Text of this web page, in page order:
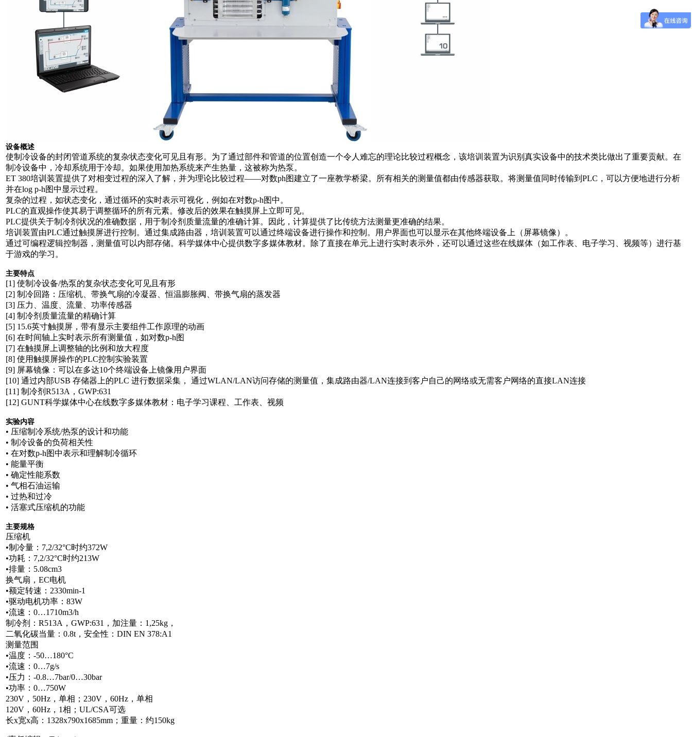
设备概述
使制冷设备的封闭管道系统的复杂状态变化可见且有形。为了通过部件和管道的位置创造一个令人难忘的理论比较过程概念，该培训装置为识别真实设备中的技术类比做出了重要贡献。在
制冷设备中，冷却系统用于冷却。如果使用加热系统来产生热量，这被称为热泵。
ET 380培训装置提供了对相变过程的深入了解，并为理论比较过程——对数ph图建立了一座教学桥梁。所有相关的测量值都由传感器获取。将测量值同时传输到PLC，可以方便地进行分析
并在log p-h图中显示过程。
复杂的过程，如状态变化，通过循环的实时表示可视化，例如在对数p-h图中。
PLC的直观操作使其易于调整循环的所有元素。修改后的效果在触摸屏上立即可见。
PLC提供关于制冷剂状况的准确数据，用于制冷剂质量流量的准确计算。因此，计算提供了比传统方法测量更准确的结果。
培训装置由PLC通过触摸屏进行控制。通过集成路由器，培训装置可以通过终端设备进行操作和控制。用户界面也可以显示在其他终端设备上（屏幕镜像）。
通过可编程逻辑控制器，测量值可以内部存储。科学媒体中心提供数字多媒体教材。除了直接在单元上进行实时表示外，还可以通过这些在线媒体（如工作表、电子学习、视频等）进行基
于游戏的学习。
主要特点
[1] 使制冷设备/热泵的复杂状态变化可见且有形
[2] 制冷回路：压缩机、带换气扇的冷凝器、恒温膨胀阀、带换气扇的蒸发器
[3] 压力、温度、流量、功率传感器
[4] 制冷剂质量流量的精确计算
[5] 15.6英寸触摸屏，带有显示主要组件工作原理的动画
[6] 在时间轴上实时表示所有测量值，如对数p-h图
[7] 在触摸屏上调整轴的比例和放大程度
[8] 使用触摸屏操作的PLC控制实验装置
[9] 屏幕镜像：可以在多达10个终端设备上镜像用户界面
[10] 通过内部USB 存储器上的PLC 进行数据采集， 通过WLAN/LAN访问存储的测量值，集成路由器/LAN连接到客户自己的网络或无需客户网络的直接LAN连接
[11] 制冷剂R513A，GWP:631
[12] GUNT科学媒体中心在线数字多媒体教材：电子学习课程、工作表、视频
实验内容
• 压缩制冷系统/热泵的设计和功能
• 制冷设备的负荷相关性
• 在对数p-h图中表示和理解制冷循环
• 能量平衡
• 确定性能系数
• 气相石油运输
• 过热和过冷
• 活塞式压缩机的功能
主要规格
压缩机
•制冷量：7,2/32°C时约372W
•功耗：7,2/32°C时约213W
•排量：5.08cm3
换气扇，EC电机
•额定转速：2330min-1
•驱动电机功率：83W
•流速：0…1710m3/h
制冷剂：R513A，GWP:631，加注量：1,25kg，
二氧化碳当量：0.8t，安全性：DIN EN 378:A1
测量范围
•温度：-50…180°C
•流速：0…7g/s
•压力：-0.8…7bar/0…30bar
•功率：0…750W
230V，50Hz，单相；230V，60Hz，单相
120V，60Hz，1相；UL/CSA可选
长x宽x高：1328x790x1685mm；重量：约150kg